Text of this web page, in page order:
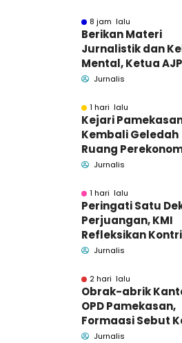
8 jam lalu
Berikan Materi
Jurnalistik dan
Mental, Ketua AJP
Bakar Semangat
Jurnalis
1 hari lalu
Kejari
Kembali Geledah
Ruang
Pidsus: Tunggu
Jurnalis
1 hari lalu
Peringati Satu
Perjuangan, KMI
Refleksikan
untuk Masyarakat
Jurnalis
2 hari lalu
Obrak-abrik
OPD Pamekasan,
Formaasi Sebut
Pamekasan
Jurnalis